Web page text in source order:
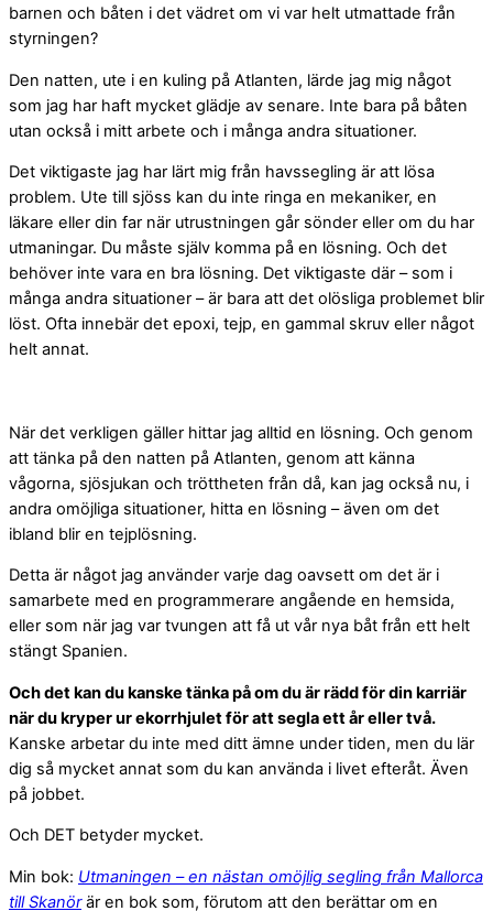
barnen och båten i det vädret om vi var helt utmattade från
styrningen?
Den natten, ute i en kuling på Atlanten, lärde jag mig något
som jag har haft mycket glädje av senare. Inte bara på båten
utan också i mitt arbete och i många andra situationer.
Det viktigaste jag har lärt mig från havssegling är att lösa
problem. Ute till sjöss kan du inte ringa en mekaniker, en
läkare eller din far när utrustningen går sönder eller om du har
utmaningar. Du måste själv komma på en lösning. Och det
behöver inte vara en bra lösning. Det viktigaste där – som i
många andra situationer – är bara att det olösliga problemet blir
löst. Ofta innebär det epoxi, tejp, en gammal skruv eller något
helt annat.
När det verkligen gäller hittar jag alltid en lösning. Och genom
att tänka på den natten på Atlanten, genom att känna
vågorna, sjösjukan och tröttheten från då, kan jag också nu, i
andra omöjliga situationer, hitta en lösning – även om det
ibland blir en tejplösning.
Detta är något jag använder varje dag oavsett om det är i
samarbete med en programmerare angående en hemsida,
eller som när jag var tvungen att få ut vår nya båt från ett helt
stängt Spanien.
Och det kan du kanske tänka på om du är rädd för din karriär
när du kryper ur ekorrhjulet för att segla ett år eller två.
Kanske arbetar du inte med ditt ämne under tiden, men du lär
dig så mycket annat som du kan använda i livet efteråt. Även
på jobbet.
Och DET betyder mycket.
Min bok: Utmaningen – en nästan omöjlig segling från Mallorca
till Skanörär en bok som, förutom att den berättar om en